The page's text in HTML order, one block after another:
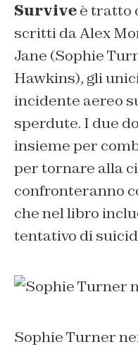
Surviveè tratto
scritti daAlex
Jane (Sophie
Hawkins), gli
incidente aereo
sperdute. I due
insieme per
per tornare alla
confronteranno
che nel libro
tentativo di
Sophie Turner